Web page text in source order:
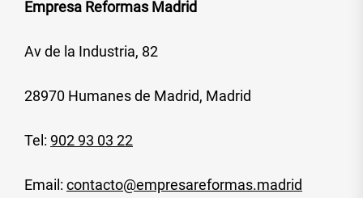
Empresa Reformas Madrid
Av de la Industria, 82
28970 Humanes de Madrid, Madrid
Tel: 902 93 03 22
Email: contacto@empresareformas.madrid